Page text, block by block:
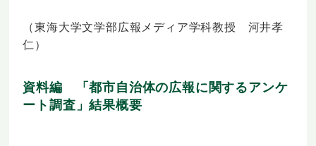
（東海大学文学部広報メディア学科教授 河井孝
仁）
資料編 「都市自治体の広報に関するアンケ
ート調査」結果概要